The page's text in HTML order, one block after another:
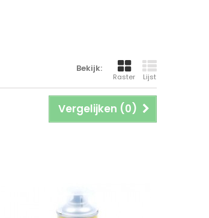
Bekijk:
Raster Lijst
Vergelijken (0)